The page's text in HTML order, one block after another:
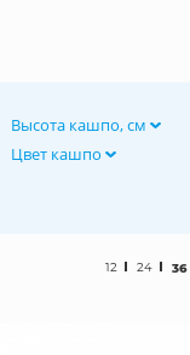
Высота кашпо, см
Цвет кашпо
12 24 36